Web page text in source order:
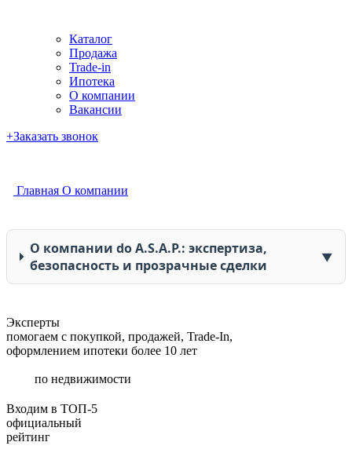
Каталог
Продажа
Trade-in
Ипотека
О компании
Вакансии
+Заказать звонок
Главная О компании
О компании do A.S.A.P.: экспертиза,
безопасность и прозрачные сделки
▼
Эксперты
помогаем с покупкой, продажей, Trade-In,
оформлением ипотеки более 10 лет
по недвижимости
Входим в ТОП-5
официальный
рейтинг